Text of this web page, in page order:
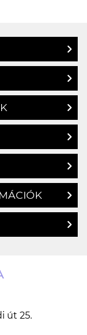
út 25.